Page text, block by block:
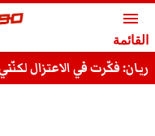
menu
القائمة
ريان: فكّرت في الاعتزال